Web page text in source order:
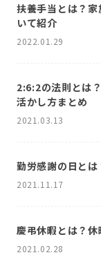
扶養手当とは？
いて紹介
2022.01.29
2:6:2の法則とは
活かし方まとめ
2021.03.13
勤労感謝の日と
2021.11.17
慶弔休暇とは？
2021.02.28